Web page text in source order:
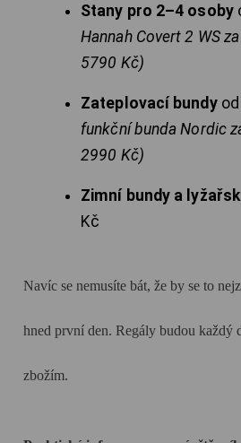
Stany pro 2–4 osoby
Hannah Covert 2 WS
5790 Kč)
Zateplovací bundyod
funkční bunda Nordic
2990 Kč)
Zimní bundy a
Kč
Navíc se nemusíte bát, že by se to
hned první den. Regály budou každý
zbožím.